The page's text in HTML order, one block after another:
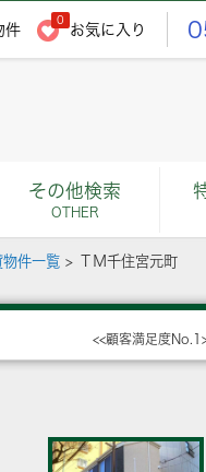
件
0
お気に入り
その他検索
OTHER
物件一覧 > ＴＭ千住宮元町
<<顧客満足度